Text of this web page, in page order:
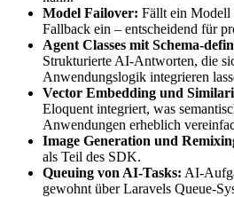
Model Failover: Fällt ein Modell
Fallback ein – entscheidend für
Agent Classes mit Schema-
Strukturierte AI-Antworten, die
Anwendungslogik integrieren
Vector Embedding und
Eloquent integriert, was
Anwendungen erheblich
Image Generation und
als Teil des SDK.
Queuing von AI-Tasks: AI-
gewohnt über Laravels Queue-